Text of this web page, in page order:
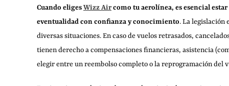
Cuando eligesWizz Aircomo tu aerolínea, es esencial
eventualidad con confianza y conocimiento. La legislación
diversas situaciones. En caso de vuelos retrasados,
tienen derecho a compensaciones financieras, asistencia
elegir entre un reembolso completo o la reprogramación del